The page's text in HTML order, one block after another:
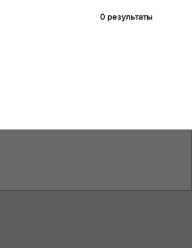
0 pезультаты